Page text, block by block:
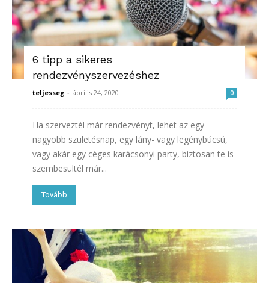
6 tipp a sikeres
rendezvényszervezéshez
teljesseg - április 24, 2020 0
Ha szerveztél már rendezvényt, lehet az egy
nagyobb születésnap, egy lány- vagy legénybúcsú,
vagy akár egy céges karácsonyi party, biztosan te is
szembesültél már...
Tovább